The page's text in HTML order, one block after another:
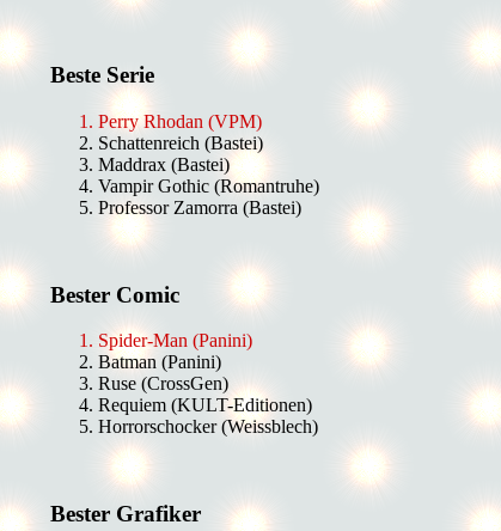
Beste Serie
Perry Rhodan (VPM)
Schattenreich (Bastei)
Maddrax (Bastei)
Vampir Gothic (Romantruhe)
Professor Zamorra (Bastei)
Bester Comic
Spider-Man (Panini)
Batman (Panini)
Ruse (CrossGen)
Requiem (KULT-Editionen)
Horrorschocker (Weissblech)
Bester Grafiker